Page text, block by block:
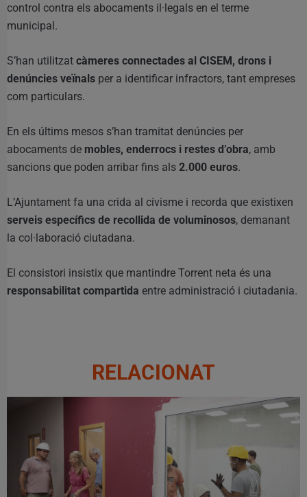
control contra els abocaments il·legals en el terme
municipal.
S’han utilitzat càmeres connectades al CISEM, drons i
denúncies veïnals per a identificar infractors, tant empreses
com particulars.
En els últims mesos s’han tramitat denúncies per
abocaments de mobles, enderrocs i restes d’obra, amb
sancions que poden arribar fins als 2.000 euros.
L’Ajuntament fa una crida al civisme i recorda que existixen
serveis específics de recollida de voluminosos, demanant
la col·laboració ciutadana.
El consistori insistix que mantindre Torrent neta és una
responsabilitat compartida entre administració i ciutadania.
RELACIONAT